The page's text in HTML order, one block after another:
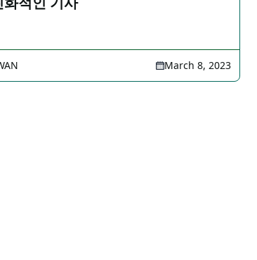
March 8, 2023